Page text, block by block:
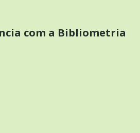
com a Bibliometria